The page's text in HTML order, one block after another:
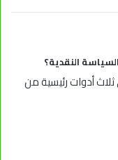
النقدية؟
ثلاث أدوات رئيسية من